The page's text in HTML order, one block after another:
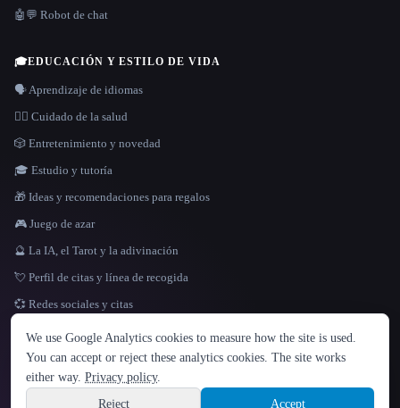
IDIOMA
English español Français Русский 简体中文
Hindi
🤖💬 Robot de chat
🎓EDUCACIÓN Y ESTILO DE VIDA
🗣️ Aprendizaje de idiomas
👩‍⚕️ Cuidado de la salud
🎲 Entretenimiento y novedad
🎓 Estudio y tutoría
🎁 Ideas y recomendaciones para regalos
🎮 Juego de azar
🔮 La IA, el Tarot y la adivinación
💘 Perfil de citas y línea de recogida
💞 Redes sociales y citas
Site information
© 2026 That AI Collection. Todos los derechos reservados.
Built with Metatron ★
We use Google Analytics cookies to measure how the site is used.
You can accept or reject these analytics cookies. The site works
either way. Privacy policy.
Reject
Accept